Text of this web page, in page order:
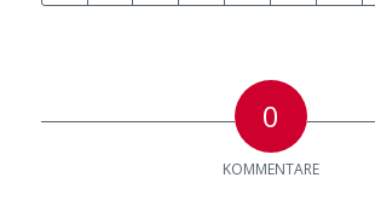
0
KOMMENTARE